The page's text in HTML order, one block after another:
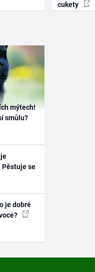
cukety
mýtech!
smůlu?
Pěstuje se
je dobré